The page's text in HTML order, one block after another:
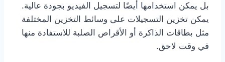
بل يمكن استخدامها أيضًا لتسجيل الفيديو بجودة عالية.
يمكن تخزين التسجيلات على وسائط التخزين المختلفة
مثل بطاقات الذاكرة أو الأقراص الصلبة للاستفادة منها
في وقت لاحق.